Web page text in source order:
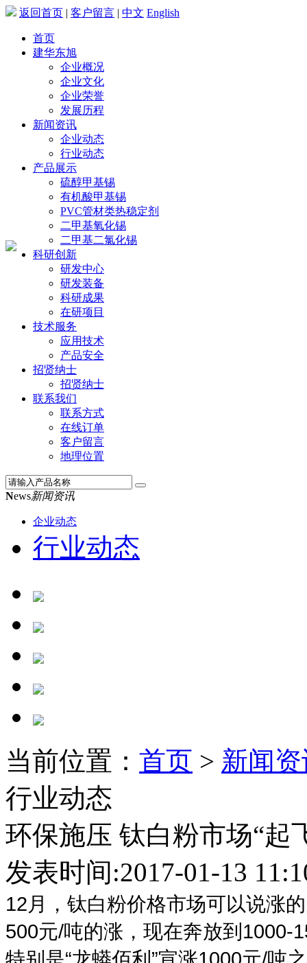
返回首页 | 客户留言 | 中文 English
首页
建华东旭
企业概况
企业文化
企业荣誉
发展历程
新闻资讯
企业动态
行业动态
产品展示
硫醇甲基锡
有机酸甲基锡
PVC管材类热稳定剂
二甲基氧化锡
二甲基二氯化锡
科研创新
研发中心
研发装备
科研成果
在研项目
技术服务
应用技术
产品安全
招贤纳士
招贤纳士
联系我们
联系方式
在线订单
客户留言
地理位置
News新闻资讯
企业动态
行业动态
当前位置： 首页 > 新闻
行业动态
环保施压 钛白粉市场“起
发表时间:2017-01-13
12月，钛白粉价格市场可以说涨
500元/吨的涨，现在奔放到1000-